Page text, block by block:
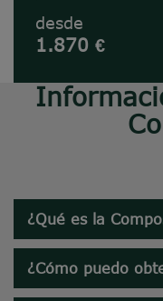
desde
1.870 €
¿Qué es la
¿Cómo puedo